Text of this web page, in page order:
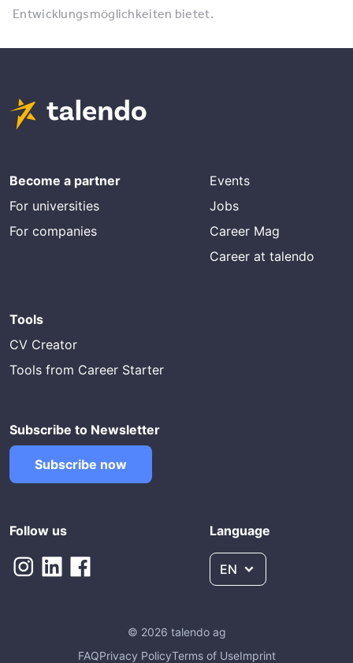
Entwicklungsmöglichkeiten bietet.
Become a partner
For universities
For companies
Events
Jobs
Career Mag
Career at talendo
Tools
CV Creator
Tools from Career Starter
Subscribe to Newsletter
Subscribe now
Follow us Language
EN
© 2026 talendo ag
FAQPrivacy PolicyTerms of UseImprint